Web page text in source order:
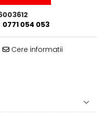
0771 054 053
Cere informatii